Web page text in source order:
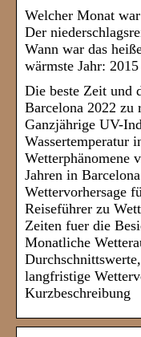
Welcher Monat
Der
Wann war das
wärmste Jahr:
Die beste Zeit und
Barcelona 2022 zu
Ganzjährige UV-
Wassertemperatur
Wetterphänomene
Jahren in
Wettervorhersage
Reiseführer zu
Zeiten fuer die
Monatliche
langfristige
Kurzbeschreibung